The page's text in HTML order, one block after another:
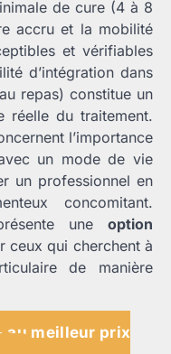
de cure (4 à 8
accru et la mobilité
et vérifiables
d’intégration dans
repas) constitue un
réelle du traitement.
l’importance
un mode de vie
un professionnel en
concomitant.
une option
ceux qui cherchent à
de manière
au meilleur prix